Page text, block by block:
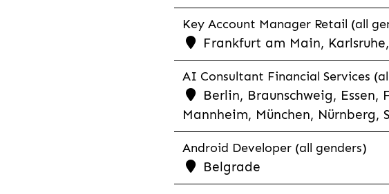
Key Account Manager Retail (all
Frankfurt am Main,
AI Consultant Financial Services
Berlin, Braunschweig,
Mannheim, München, Nürnberg,
Android Developer (all genders)
Belgrade